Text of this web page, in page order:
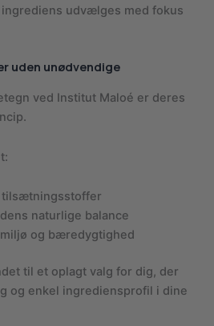
udvælges med fokus
uden unødvendige
ved Institut Maloé er deres
tilsætningsstoffer
naturlige balance
og bæredygtighed
til et oplagt valg for dig, der
og enkel ingrediensprofil i dine